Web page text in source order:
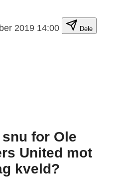
2019 14:00 Dele
for Ole
United mot
kveld?